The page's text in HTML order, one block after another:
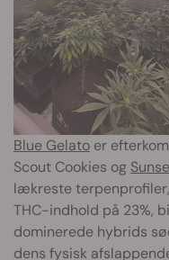
Blue Gelato er
Scout Cookies og
lækreste
THC-indhold på 23%,
dominerede hybrids
dens fysisk